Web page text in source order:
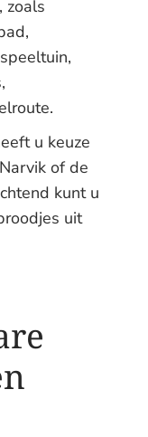
zoals
u keuze
of de
kunt u
uit